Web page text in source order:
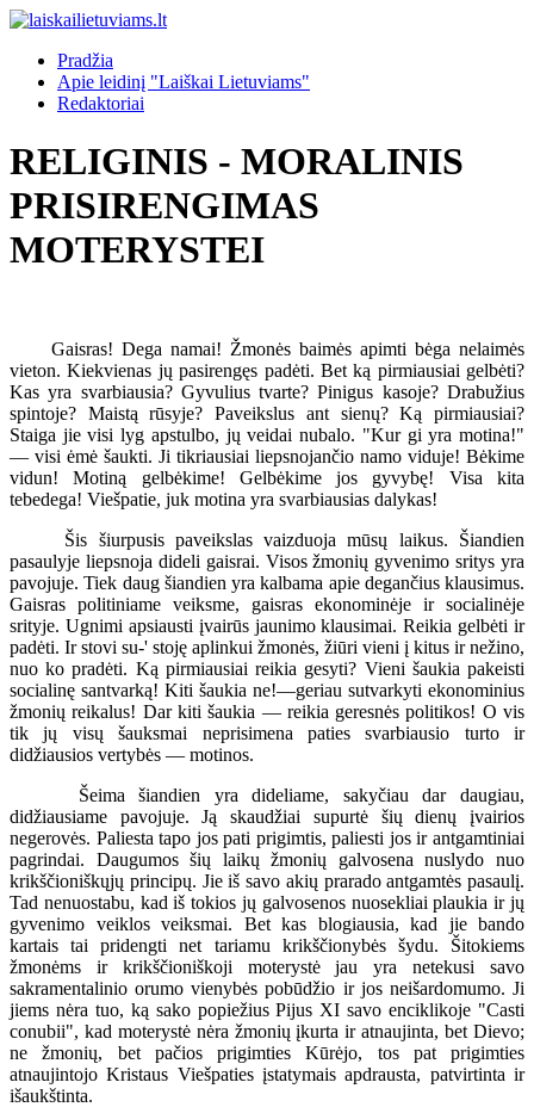
Pradžia
Apie leidinį "Laiškai Lietuviams"
Redaktoriai
RELIGINIS - MORALINIS
PRISIRENGIMAS
MOTERYSTEI
Gaisras! Dega namai! Žmonės baimės apimti bėga nelaimės
vieton. Kiekvienas jų pasirengęs padėti. Bet ką pirmiausiai gelbėti?
Kas yra svarbiausia? Gyvulius tvarte? Pinigus kasoje? Drabužius
spintoje? Maistą rūsyje? Paveikslus ant sienų? Ką pirmiausiai?
Staiga jie visi lyg apstulbo, jų veidai nubalo. "Kur gi yra motina!"
— visi ėmė šaukti. Ji tikriausiai liepsnojančio namo viduje! Bėkime
vidun! Motiną gelbėkime! Gelbėkime jos gyvybę! Visa kita
tebedega! Viešpatie, juk motina yra svarbiausias dalykas!
Šis šiurpusis paveikslas vaizduoja mūsų laikus. Šiandien
pasaulyje liepsnoja dideli gaisrai. Visos žmonių gyvenimo sritys yra
pavojuje. Tiek daug šiandien yra kalbama apie degančius klausimus.
Gaisras politiniame veiksme, gaisras ekonominėje ir socialinėje
srityje. Ugnimi apsiausti įvairūs jaunimo klausimai. Reikia gelbėti ir
padėti. Ir stovi su-' stoję aplinkui žmonės, žiūri vieni į kitus ir nežino,
nuo ko pradėti. Ką pirmiausiai reikia gesyti? Vieni šaukia pakeisti
socialinę santvarką! Kiti šaukia ne!—geriau sutvarkyti ekonominius
žmonių reikalus! Dar kiti šaukia — reikia geresnės politikos! O vis
tik jų visų šauksmai neprisimena paties svarbiausio turto ir
didžiausios vertybės — motinos.
Šeima šiandien yra dideliame, sakyčiau dar daugiau,
didžiausiame pavojuje. Ją skaudžiai supurtė šių dienų įvairios
negerovės. Paliesta tapo jos pati prigimtis, paliesti jos ir antgamtiniai
pagrindai. Daugumos šių laikų žmonių galvosena nuslydo nuo
krikščioniškųjų principų. Jie iš savo akių prarado antgamtės pasaulį.
Tad nenuostabu, kad iš tokios jų galvosenos nuosekliai plaukia ir jų
gyvenimo veiklos veiksmai. Bet kas blogiausia, kad jie bando
kartais tai pridengti net tariamu krikščionybės šydu. Šitokiems
žmonėms ir krikščioniškoji moterystė jau yra netekusi savo
sakramentalinio orumo vienybės pobūdžio ir jos neišardomumo. Ji
jiems nėra tuo, ką sako popiežius Pijus XI savo enciklikoje "Casti
conubii", kad moterystė nėra žmonių įkurta ir atnaujinta, bet Dievo;
ne žmonių, bet pačios prigimties Kūrėjo, tos pat prigimties
atnaujintojo Kristaus Viešpaties įstatymais apdrausta, patvirtinta ir
išaukštinta.